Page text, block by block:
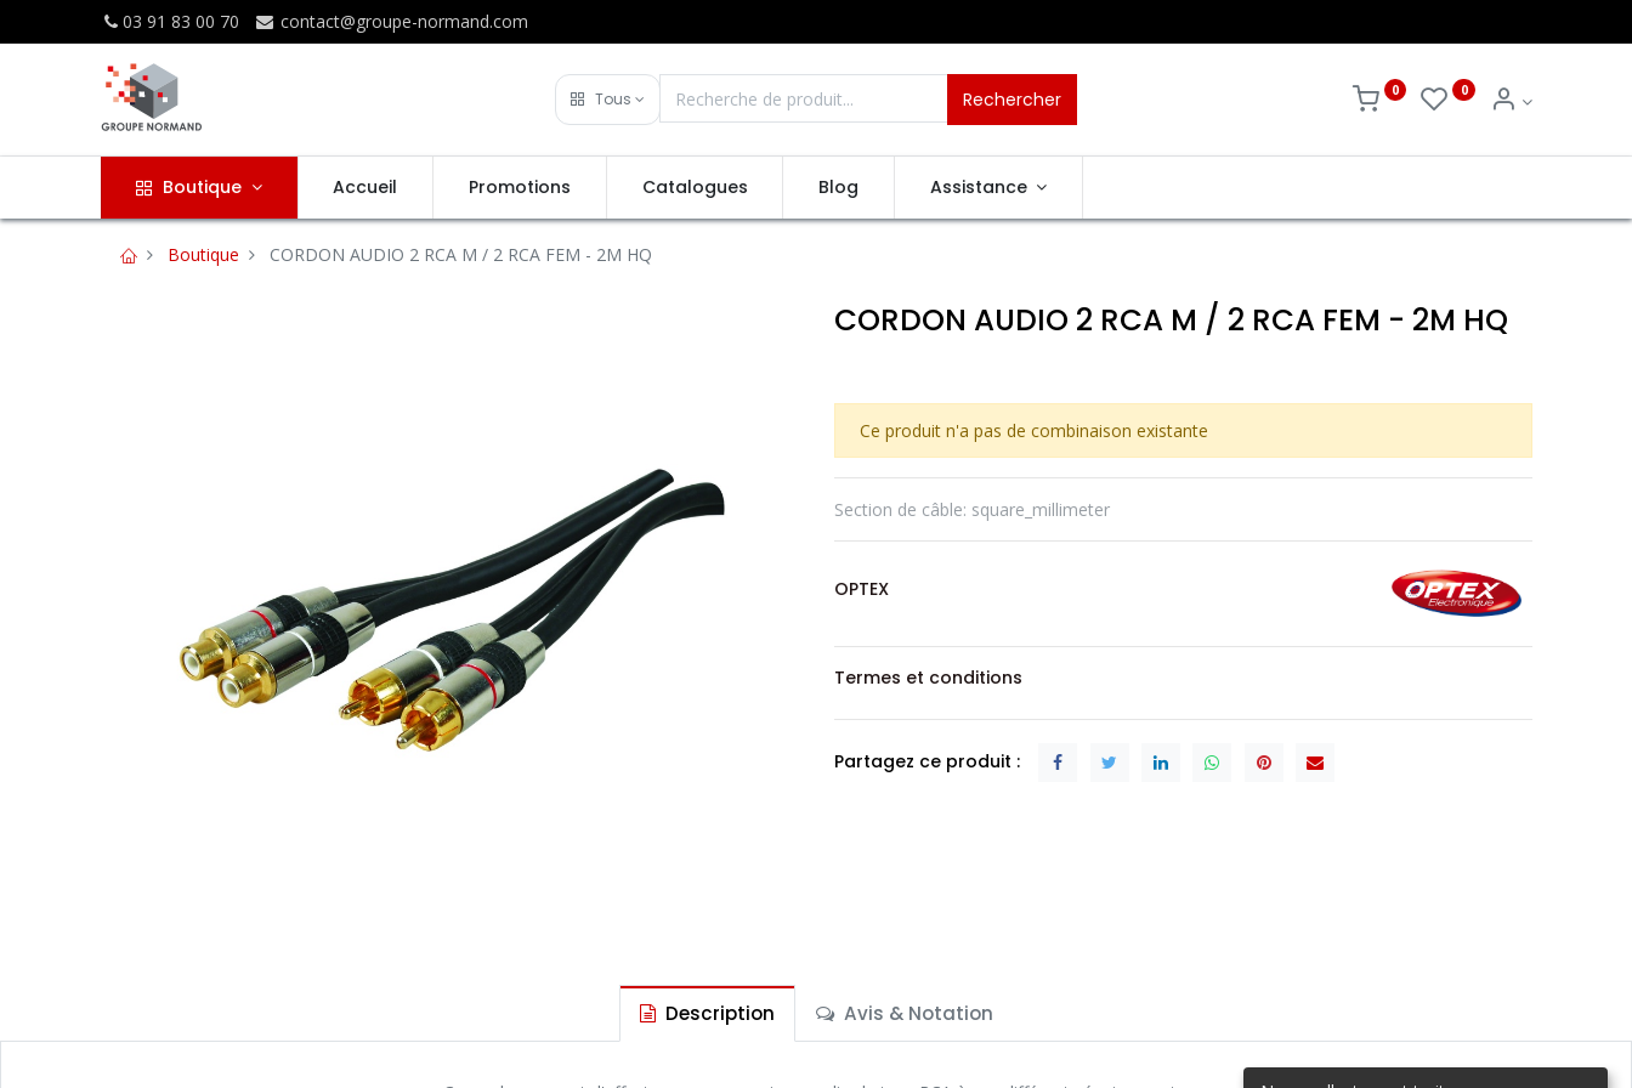
03 91 83 00 70 contact@groupe-normand.com
Tous Rechercher 0 0
Boutique Accueil Promotions Catalogues Blog Assistance
Boutique CORDON AUDIO 2 RCA M / 2 RCA FEM - 2M HQ
CORDON AUDIO 2 RCA M / 2 RCA FEM - 2M HQ
Ce produit n'a pas de combinaison existante
Section de câble: square_millimeter
OPTEX
Termes et conditions
Partagez ce produit :
Description Avis & Notation